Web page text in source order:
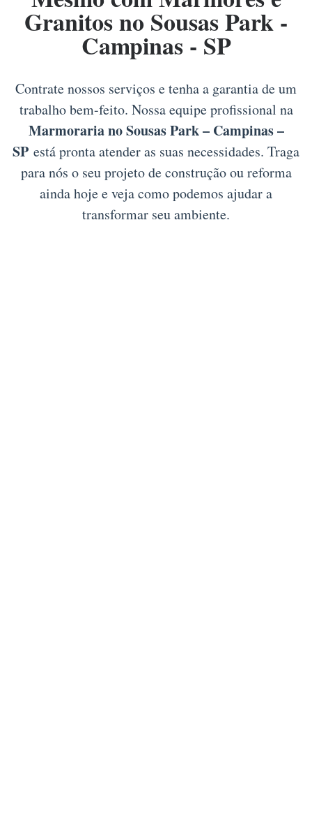
Granitos no Sousas Park -
Campinas - SP
Contrate nossos serviços e tenha a garantia de um
trabalho bem-feito. Nossa equipe profissional na
Marmoraria no Sousas Park – Campinas –
SP está pronta atender as suas necessidades. Traga
para nós o seu projeto de construção ou reforma
ainda hoje e veja como podemos ajudar a
transformar seu ambiente.